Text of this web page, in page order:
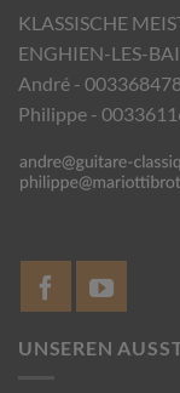
KLASSISCHE
ENGHIEN-LES-
André -
Philippe -
UNSEREN